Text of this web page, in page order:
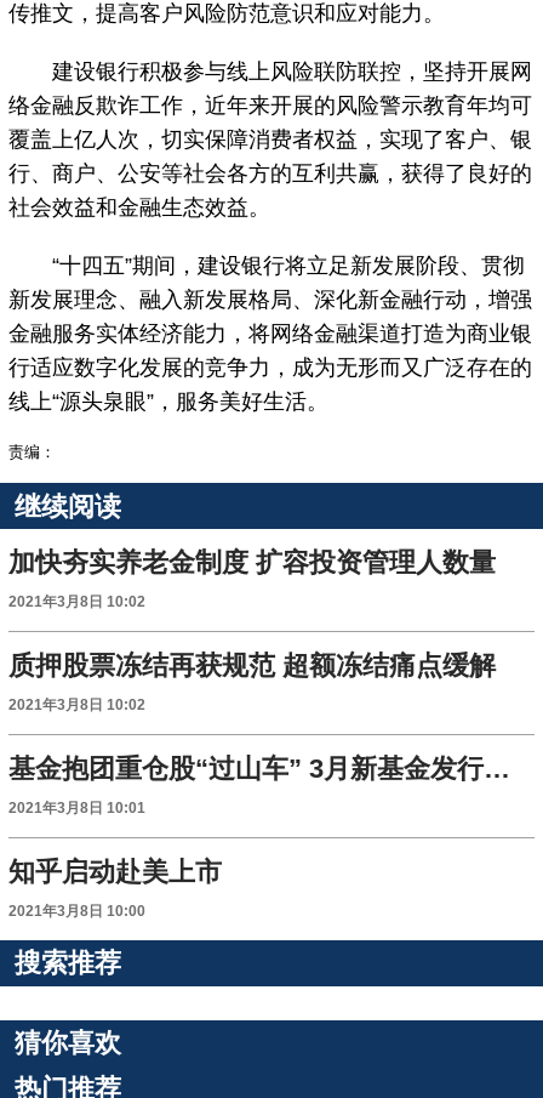
传推文，提高客户风险防范意识和应对能力。
建设银行积极参与线上风险联防联控，坚持开展网
络金融反欺诈工作，近年来开展的风险警示教育年均可
覆盖上亿人次，切实保障消费者权益，实现了客户、银
行、商户、公安等社会各方的互利共赢，获得了良好的
社会效益和金融生态效益。
“十四五”期间，建设银行将立足新发展阶段、贯彻
新发展理念、融入新发展格局、深化新金融行动，增强
金融服务实体经济能力，将网络金融渠道打造为商业银
行适应数字化发展的竞争力，成为无形而又广泛存在的
线上“源头泉眼”，服务美好生活。
责编：
继续阅读
加快夯实养老金制度 扩容投资管理人数量
2021年3月8日 10:02
质押股票冻结再获规范 超额冻结痛点缓解
2021年3月8日 10:02
基金抱团重仓股“过山车” 3月新基金发行降温
2021年3月8日 10:01
知乎启动赴美上市
2021年3月8日 10:00
搜索推荐
猜你喜欢
热门推荐